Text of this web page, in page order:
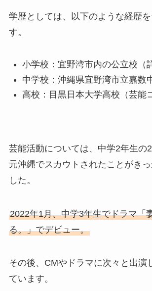
学歴としては、以下のような経歴
す。
小学校：宜野湾市内の公立校（
中学校：沖縄県宜野湾市立嘉数
高校：目黒日本大学高校（芸能
芸能活動については、中学2年生の
元沖縄でスカウトされたことがき
した。
2022年1月、中学3年生でドラマ「
る。」でデビュー。
その後、CMやドラマに次々と出演
ています。